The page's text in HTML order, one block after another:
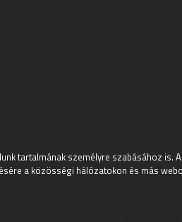
tartalmának személyre szabásához is.
a közösségi hálózatokon és más